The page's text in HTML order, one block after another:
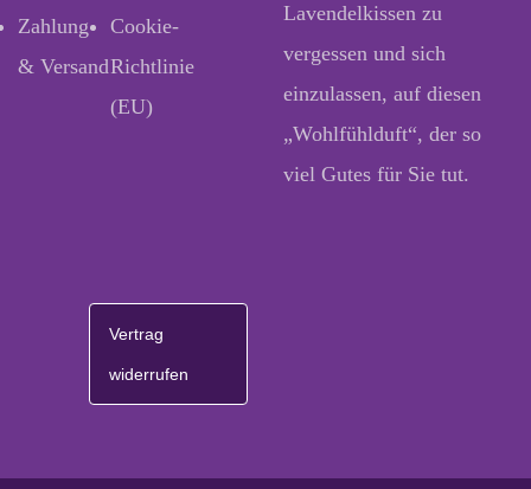
Zahlung
& Versand
Cookie-
Richtlinie
(EU)
Lavendelkissen zu
vergessen und sich
einzulassen, auf diesen
„Wohlfühlduft“, der so
viel Gutes für Sie tut.
Vertrag
widerrufen